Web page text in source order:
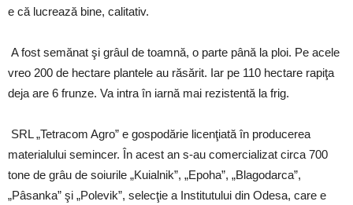
e că lucrează bine, calitativ.
A fost semănat şi grâul de toamnă, o parte până la ploi. Pe acele
vreo 200 de hectare plantele au răsărit. Iar pe 110 hectare rapiţa
deja are 6 frunze. Va intra în iarnă mai rezistentă la frig.
SRL „Tetracom Agro” e gospodărie licenţiată în producerea
materialului semincer. În acest an s-au comercializat circa 700
tone de grâu de soiurile „Kuialnik”, „Epoha”, „Blagodarca”,
„Pâsanka” şi „Polevik”, selecţie a Institutului din Odesa, care e